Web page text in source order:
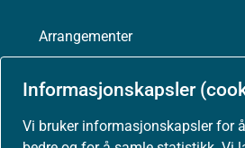
Informasjonskapsler
Vi bruker informasjonskapsler for
Arrangementer
Høringer
Presse